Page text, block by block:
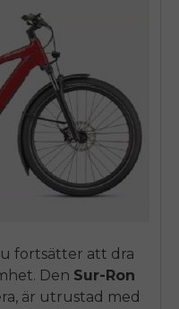
fortsätter att dra
Den Sur-Ron
är utrustad med